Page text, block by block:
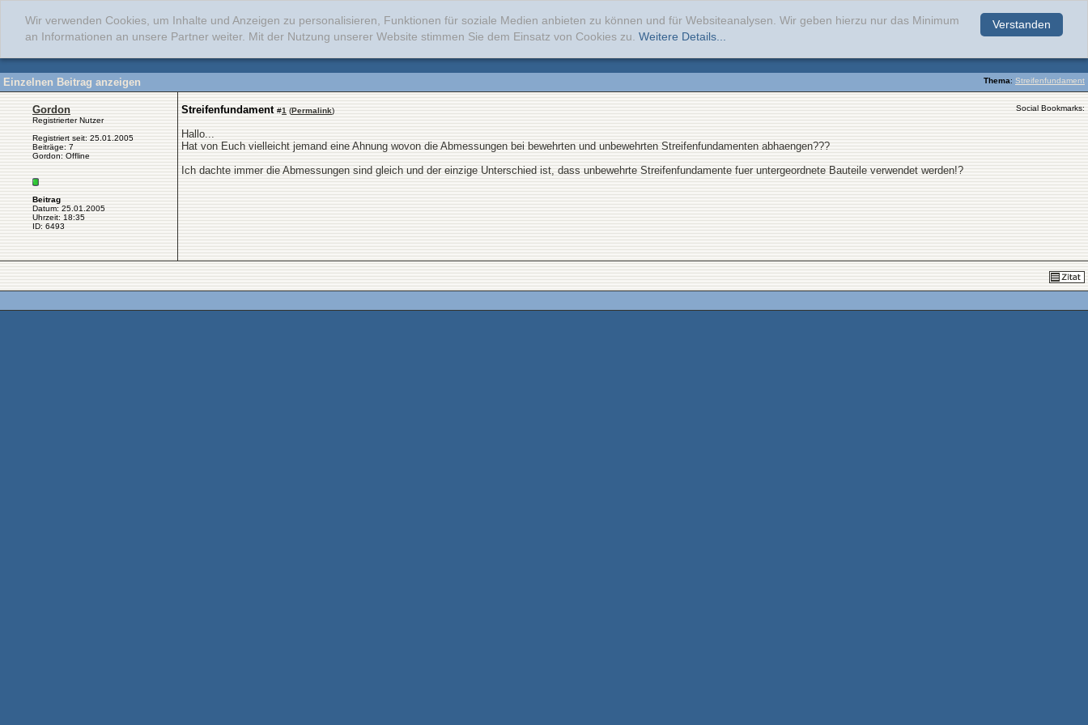
Verstanden
Wir verwenden Cookies, um Inhalte und Anzeigen zu personalisieren, Funktionen für soziale Medien anbieten zu können und für Websiteanalysen. Wir geben hierzu nur das Minimum
an Informationen an unsere Partner weiter. Mit der Nutzung unserer Website stimmen Sie dem Einsatz von Cookies zu. Weitere Details...
Thema: Streifenfundament
Einzelnen Beitrag anzeigen
Gordon
Registrierter Nutzer
Registriert seit: 25.01.2005
Beiträge: 7
Gordon: Offline
Beitrag
Datum: 25.01.2005
Uhrzeit: 18:35
ID: 6493
Streifenfundament #1 (Permalink) Social Bookmarks:
Hallo...
Hat von Euch vielleicht jemand eine Ahnung wovon die Abmessungen bei bewehrten und unbewehrten Streifenfundamenten abhaengen???
Ich dachte immer die Abmessungen sind gleich und der einzige Unterschied ist, dass unbewehrte Streifenfundamente fuer untergeordnete Bauteile verwendet werden!?